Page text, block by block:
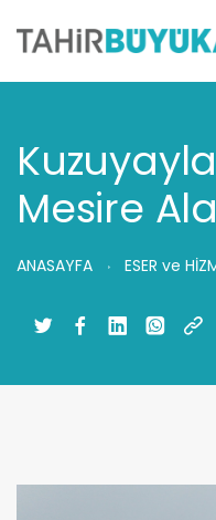
Mesire
ANASAYFA ESER ve